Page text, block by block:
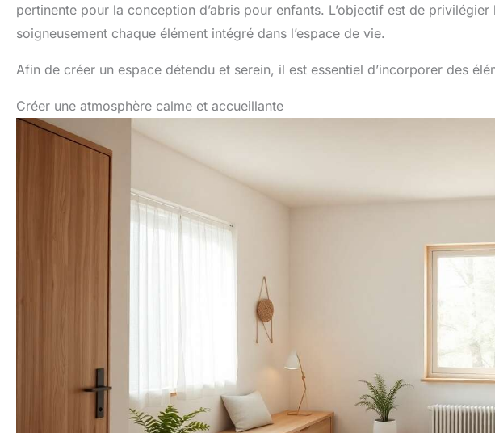
pertinente pour la conception d’abris pour enfants. L’objectif est de
soigneusement chaque élément intégré dans l’espace de vie.
Afin de créer un espace détendu et serein, il est essentiel d’incorporer des
Créer une atmosphère calme et accueillante